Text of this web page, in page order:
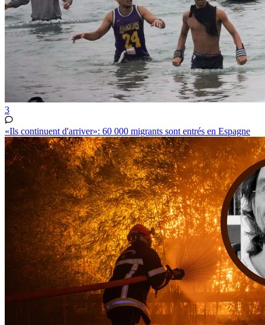
3
«Ils continuent d'arriver»: 60 000 migrants sont entrés en Espagne